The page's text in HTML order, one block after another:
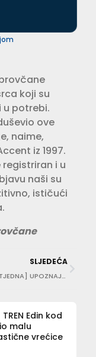
koji su
u potrebi.
ove
naime,
iz 1997.
i u
naši su
ističući
SLJEDEĆA
[ŠAPA TJEDNA] UPOZNAJTE DRINU Moj prvi selfie je – bez filtera
TREN Edin kod
malu
vrećice